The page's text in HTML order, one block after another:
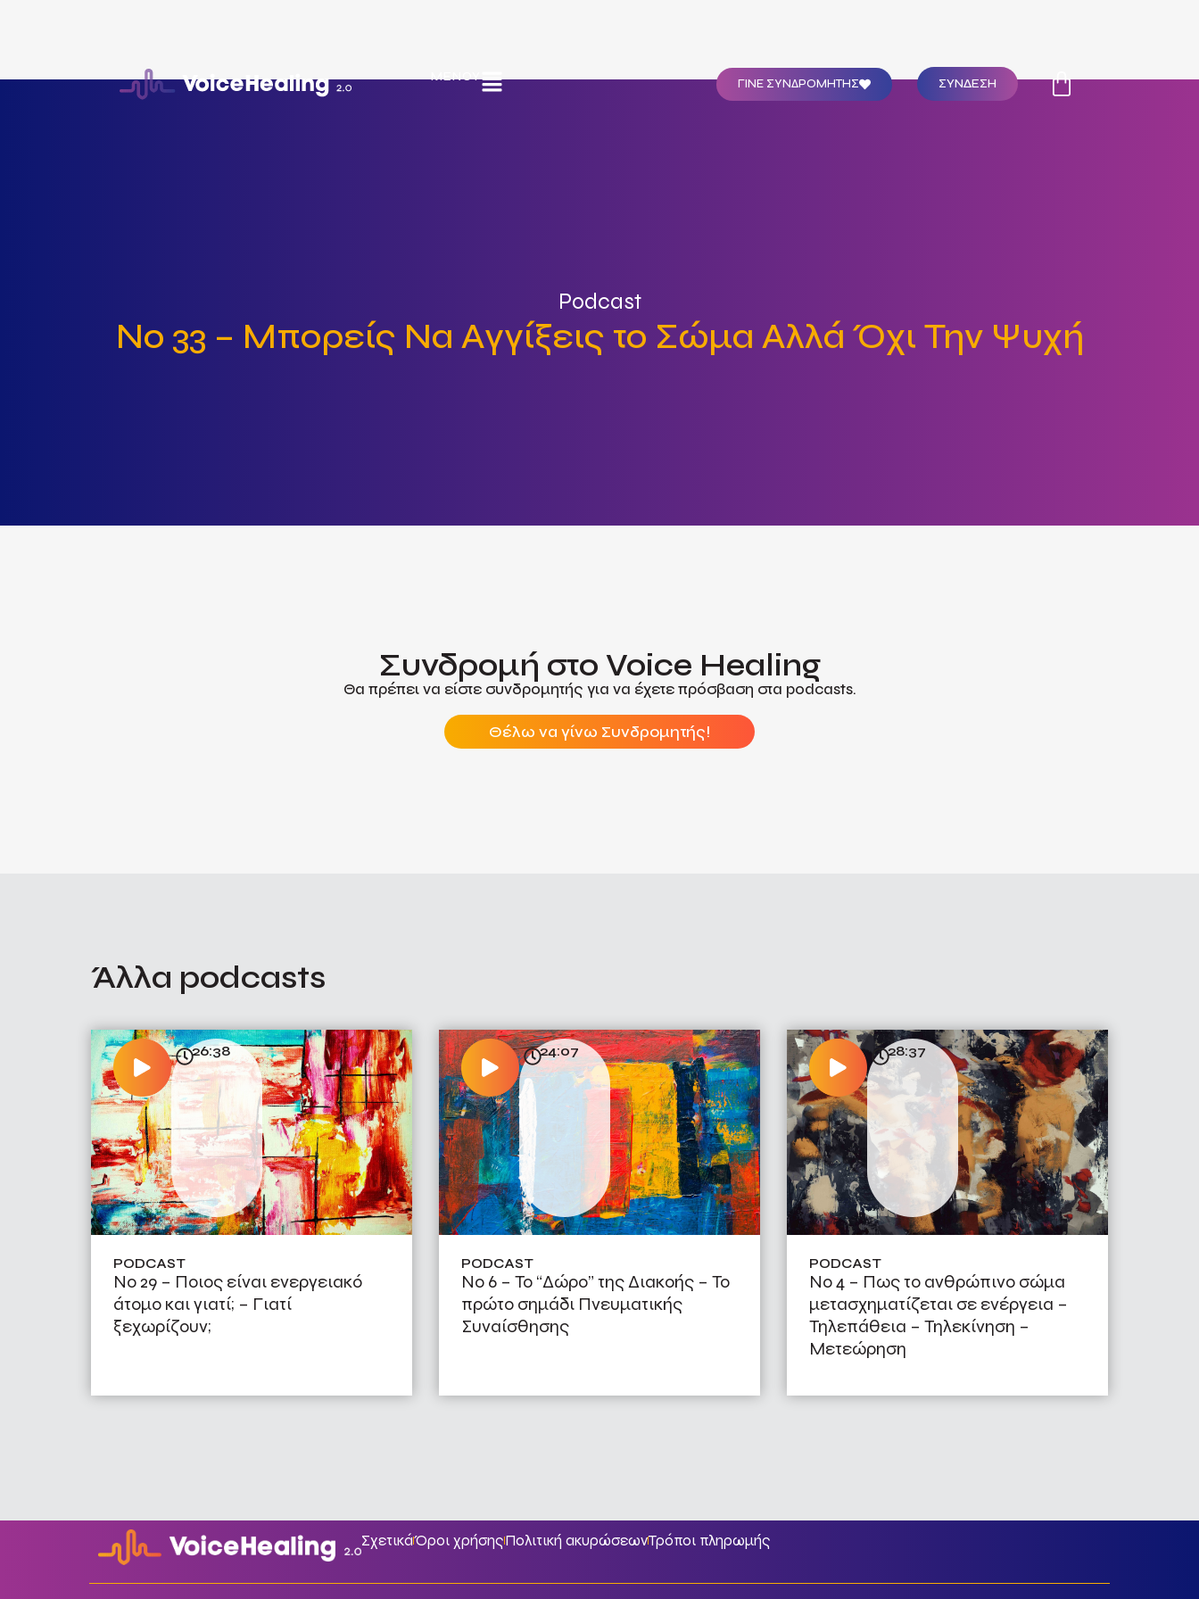
ΜΕΝΟΎ ΓΙΝΕ ΣΥΝΔΡΟΜΗΤΗΣ ΣΥΝΔΕΣΗ
Podcast
Νο 33 – Μπορείς Να Αγγίξεις το Σώμα Αλλά Όχι Την Ψυχή
Συνδρομή στο Voice Healing
Θα πρέπει να είστε συνδρομητής για να έχετε πρόσβαση στα podcasts.
Θέλω να γίνω Συνδρομητής!
Άλλα podcasts
26:38
PODCAST
Νο 29 – Ποιος είναι ενεργειακό
άτομο και γιατί; – Γιατί
ξεχωρίζουν;
24:07
PODCAST
No 6 – Το “Δώρο” της Διακοής – Το
πρώτο σημάδι Πνευματικής
Συναίσθησης
28:37
PODCAST
No 4 – Πως το ανθρώπινο σώμα
μετασχηματίζεται σε ενέργεια –
Τηλεπάθεια – Τηλεκίνηση –
Μετεώρηση
ΣχετικάΌροι χρήσηςΠολιτική ακυρώσεωνΤρόποι πληρωμής